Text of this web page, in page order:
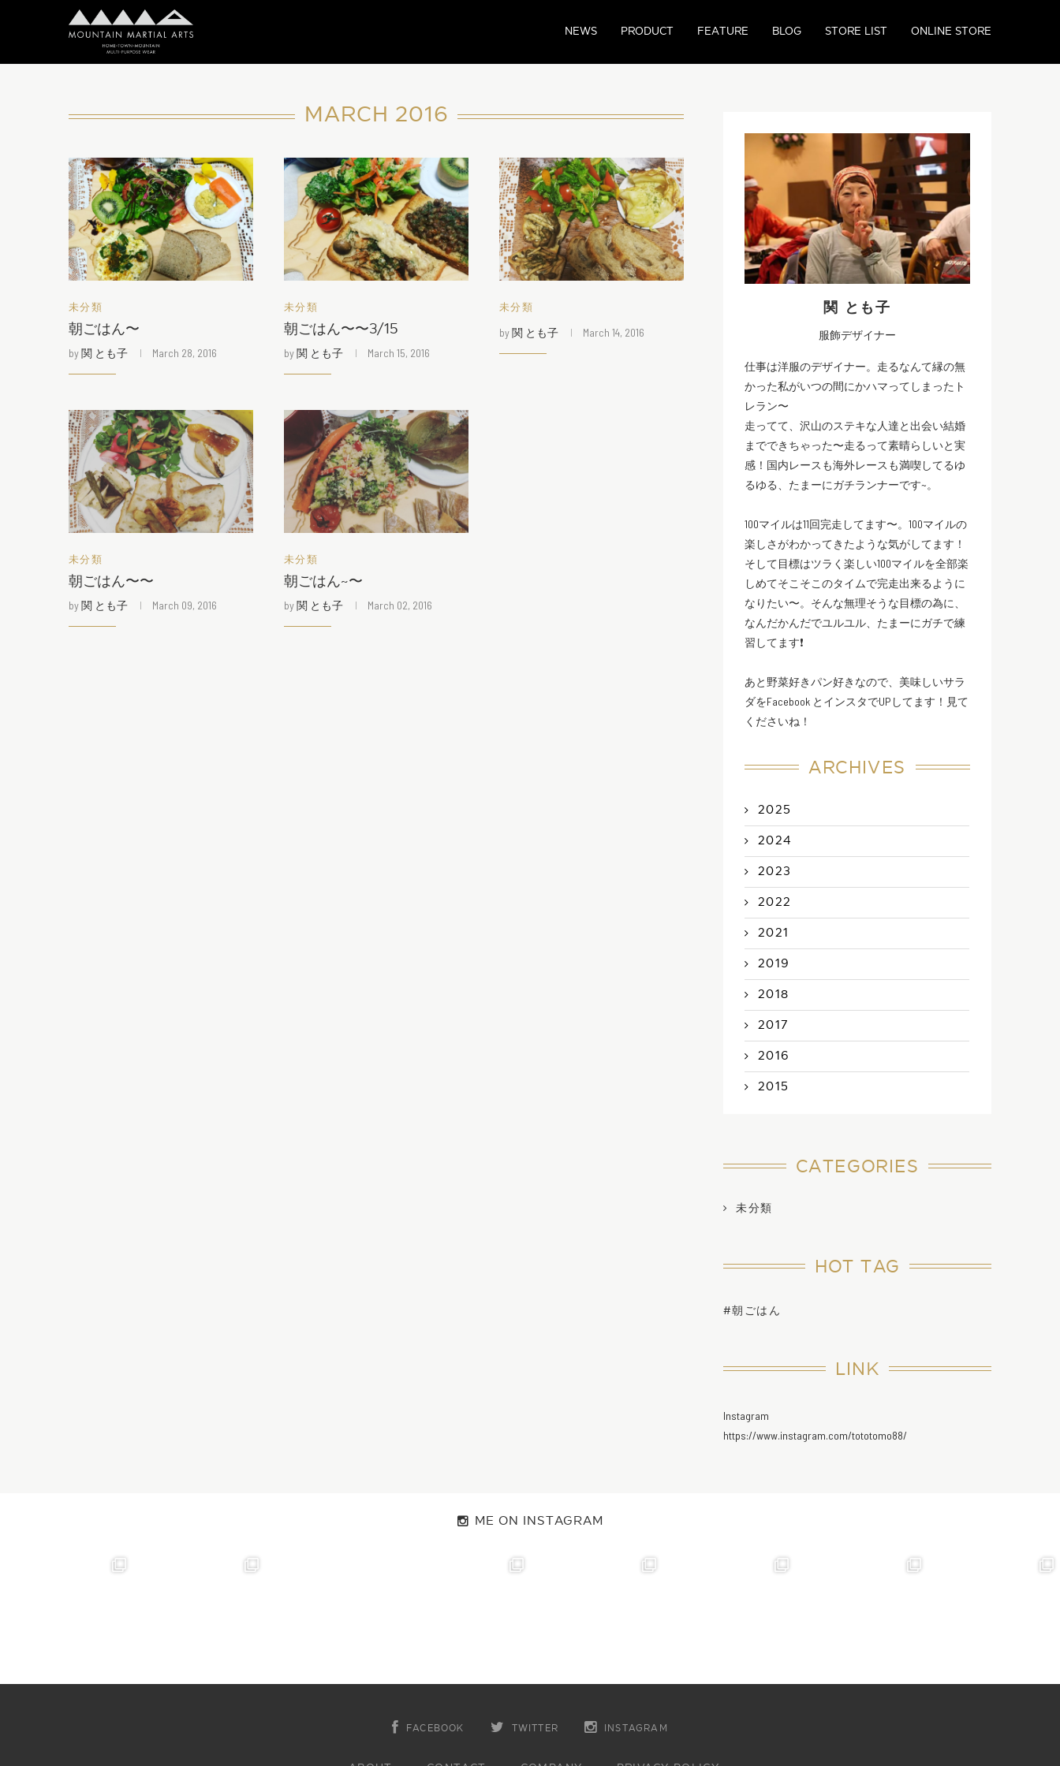
NEWS PRODUCT FEATURE BLOG STORE LIST ONLINE STORE
MARCH 2016
未分類
朝ごはん〜
by関 とも子 March 28, 2016
未分類
朝ごはん〜〜3/15
by関 とも子 March 15, 2016
未分類
by関 とも子 March 14, 2016
未分類
朝ごはん〜〜
by関 とも子 March 09, 2016
未分類
朝ごはん~〜
by関 とも子 March 02, 2016
関 とも子
服飾デザイナー
仕事は洋服のデザイナー。走るなんて縁の無
かった私がいつの間にかハマってしまったト
レラン〜
走ってて、沢山のステキな人達と出会い結婚
までできちゃった〜走るって素晴らしいと実
感！国内レースも海外レースも満喫してるゆ
るゆる、たまーにガチランナーです~。
100マイルは11回完走してます〜。100マイルの
楽しさがわかってきたような気がしてます！
そして目標はツラく楽しい100マイルを全部楽
しめてそこそこのタイムで完走出来るように
なりたい〜。そんな無理そうな目標の為に、
なんだかんだでユルユル、たまーにガチで練
習してます❗️
あと野菜好きパン好きなので、美味しいサラ
ダをFacebook とインスタでUPしてます！見て
くださいね！
ARCHIVES
2025
2024
2023
2022
2021
2019
2018
2017
2016
2015
CATEGORIES
未分類
HOT TAG
#朝ごはん
LINK
Instagram
https://www.instagram.com/tototomo88/
ME ON INSTAGRAM
FACEBOOK TWITTER INSTAGRAM